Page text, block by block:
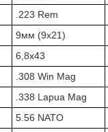
.223 Rem
9мм (9х21)
6,8х43
.308 Win Mag
.338 Lapua Mag
5.56 NATO